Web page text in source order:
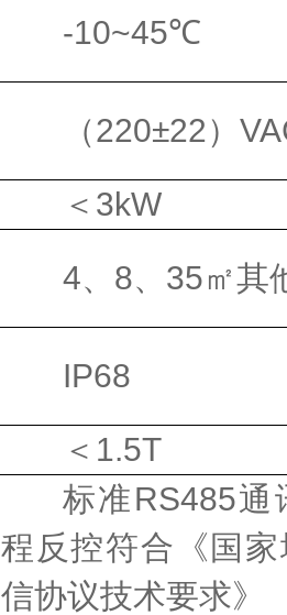
-10~45℃
（220±22）
＜ 3kW
4、 8、 35㎡其
IP68
＜ 1.5T
标准RS485通
程反控符合《国
信协议技术要求》